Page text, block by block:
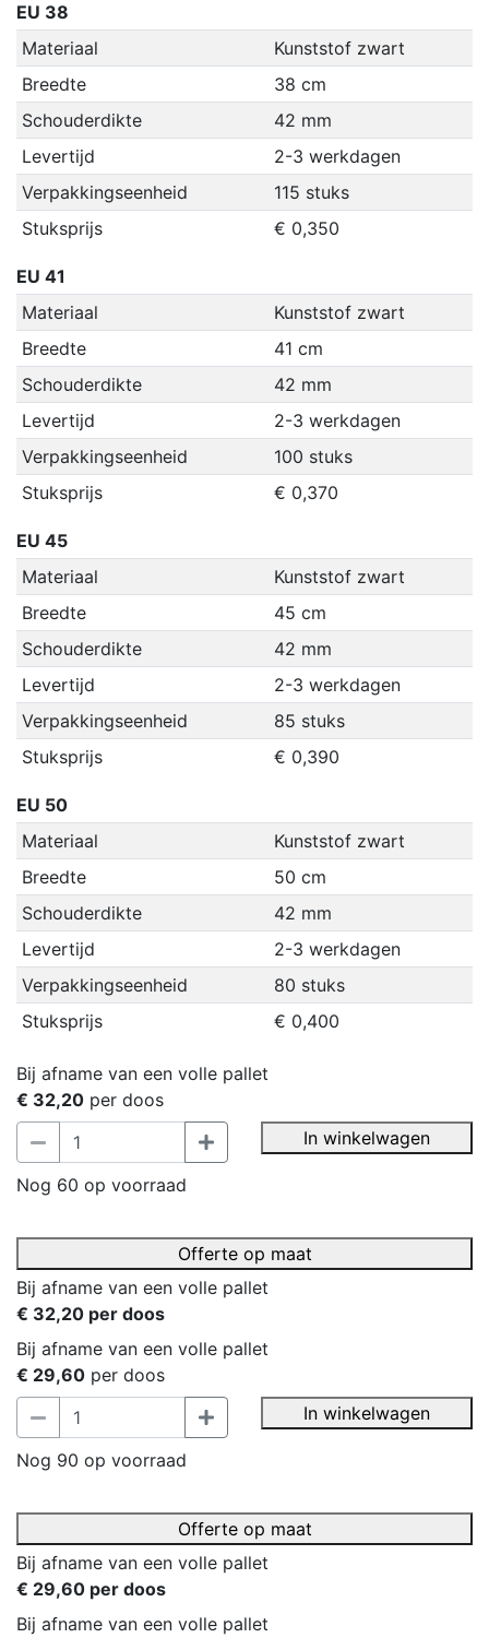
EU 38
Materiaal
Kunststof zwart
Breedte
38 cm
Schouderdikte
42 mm
Levertijd
2-3 werkdagen
Verpakkingseenheid
115 stuks
Stuksprijs
€ 0,350
EU 41
Materiaal
Kunststof zwart
Breedte
41 cm
Schouderdikte
42 mm
Levertijd
2-3 werkdagen
Verpakkingseenheid
100 stuks
Stuksprijs
€ 0,370
EU 45
Materiaal
Kunststof zwart
Breedte
45 cm
Schouderdikte
42 mm
Levertijd
2-3 werkdagen
Verpakkingseenheid
85 stuks
Stuksprijs
€ 0,390
EU 50
Materiaal
Kunststof zwart
Breedte
50 cm
Schouderdikte
42 mm
Levertijd
2-3 werkdagen
Verpakkingseenheid
80 stuks
Stuksprijs
€ 0,400
Bij afname van een volle pallet
€ 32,20 per doos
Nog 60 op voorraad
In winkelwagen
Offerte op maat
Bij afname van een volle pallet
€ 32,20 per doos
Bij afname van een volle pallet
€ 29,60 per doos
Nog 90 op voorraad
In winkelwagen
Offerte op maat
Bij afname van een volle pallet
€ 29,60 per doos
Bij afname van een volle pallet